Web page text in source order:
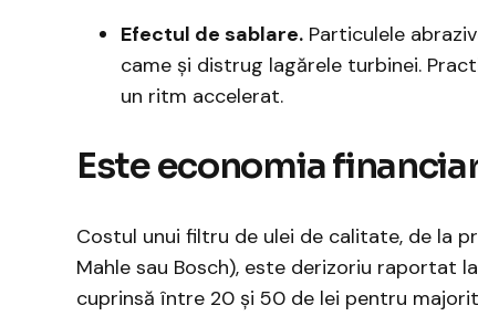
Efectul de sablare. Particulele
came și distrug lagărele turbinei.
un ritm accelerat.
​Este economia
Costul unui filtru de ulei de calitate, de la
Mahle sau Bosch), este derizoriu raportat
cuprinsă între 20 și 50 de lei pentru